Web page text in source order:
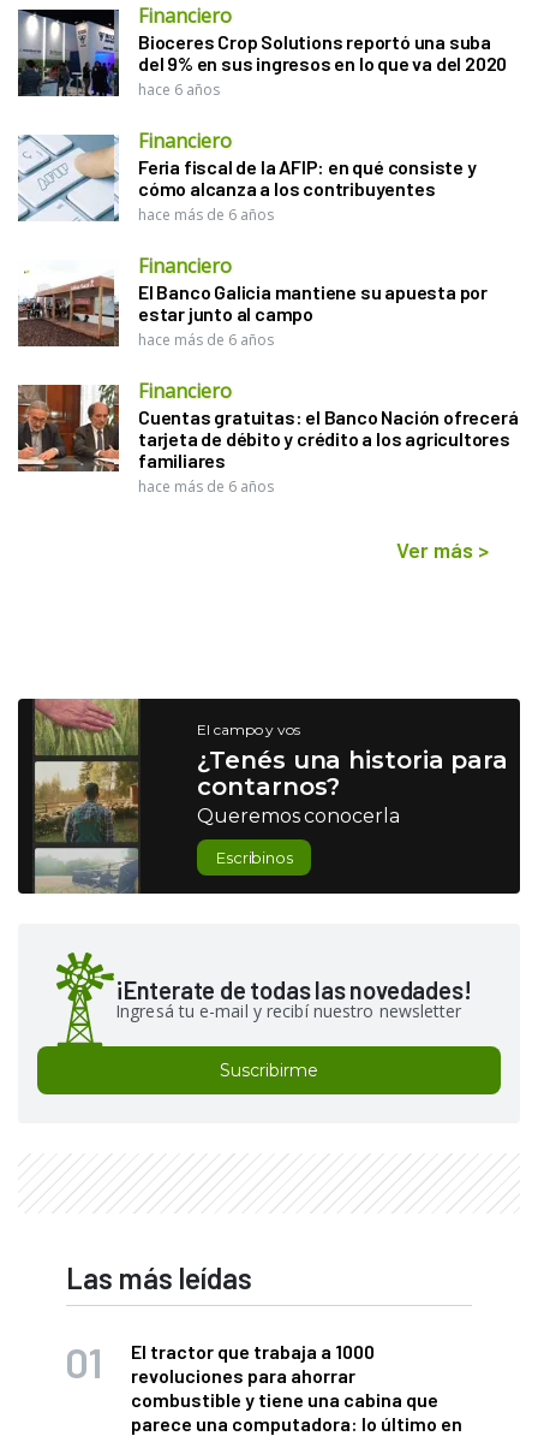
Financiero
Bioceres Crop Solutions reportó una suba
del 9% en sus ingresos en lo que va del 2020
hace 6 años
Financiero
Feria fiscal de la AFIP: en qué consiste y
cómo alcanza a los contribuyentes
hace más de 6 años
Financiero
El Banco Galicia mantiene su apuesta por
estar junto al campo
hace más de 6 años
Financiero
Cuentas gratuitas: el Banco Nación ofrecerá
tarjeta de débito y crédito a los agricultores
familiares
hace más de 6 años
Ver más >
El campo y vos
¿Tenés una historia para
contarnos?
Queremos conocerla
Escribinos
¡Enterate de todas las novedades!
Ingresá tu e-mail y recibí nuestro newsletter
Suscribirme
Las más leídas
El tractor que trabaja a 1000
revoluciones para ahorrar
combustible y tiene una cabina que
parece una computadora: lo último en